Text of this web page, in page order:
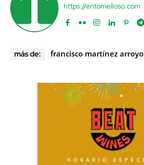
https://entomelloso.com
más de: francisco martínez arroyo